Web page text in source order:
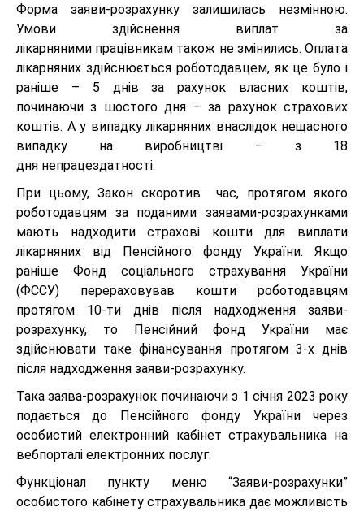
Форма заяви-розрахунку залишилась незмінною.
Умови здійснення виплат за
лікарняними працівникам також не змінились. Оплата
лікарняних здійснюється роботодавцем, як це було і
раніше – 5 днів за рахунок власних коштів,
починаючи з шостого дня – за рахунок страхових
коштів. А у випадку лікарняних внаслідок нещасного
випадку на виробництві – з 18
дня непрацездатності.
При цьому, Закон скоротив час, протягом якого
роботодавцям за поданими заявами-розрахунками
мають надходити страхові кошти для виплати
лікарняних від Пенсійного фонду України. Якщо
раніше Фонд соціального страхування України
(ФССУ) перераховував кошти роботодавцям
протягом 10-ти днів після надходження заяви-
розрахунку, то Пенсійний фонд України має
здійснювати таке фінансування протягом 3-х днів
після надходження заяви-розрахунку.
Така заява-розрахунок починаючи з 1 січня 2023 року
подається до Пенсійного фонду України через
особистий електронний кабінет страхувальника на
вебпорталі електронних послуг.
Функціонал пункту меню “Заяви-розрахунки”
особистого кабінету страхувальника дає можливість